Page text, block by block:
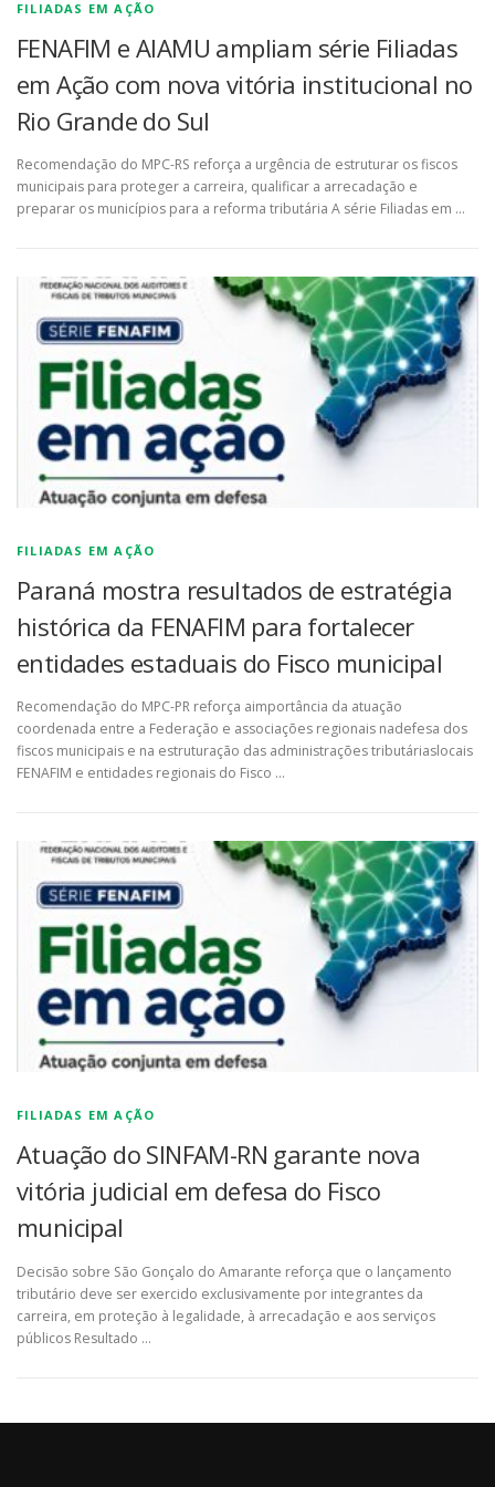
FILIADAS EM AÇÃO
FENAFIM e AIAMU ampliam série Filiadas
em Ação com nova vitória institucional no
Rio Grande do Sul
Recomendação do MPC-RS reforça a urgência de estruturar os fiscos
municipais para proteger a carreira, qualificar a arrecadação e
preparar os municípios para a reforma tributária A série Filiadas em …
FILIADAS EM AÇÃO
Paraná mostra resultados de estratégia
histórica da FENAFIM para fortalecer
entidades estaduais do Fisco municipal
Recomendação do MPC-PR reforça aimportância da atuação
coordenada entre a Federação e associações regionais nadefesa dos
fiscos municipais e na estruturação das administrações tributáriaslocais
FENAFIM e entidades regionais do Fisco …
FILIADAS EM AÇÃO
Atuação do SINFAM-RN garante nova
vitória judicial em defesa do Fisco
municipal
Decisão sobre São Gonçalo do Amarante reforça que o lançamento
tributário deve ser exercido exclusivamente por integrantes da
carreira, em proteção à legalidade, à arrecadação e aos serviços
públicos Resultado …